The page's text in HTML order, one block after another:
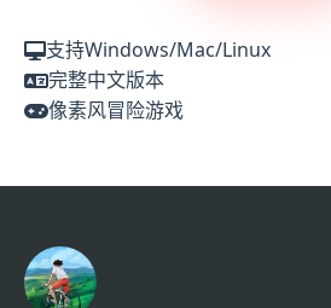
支持Windows/Mac/Linux
完整中文版本
像素风冒险游戏